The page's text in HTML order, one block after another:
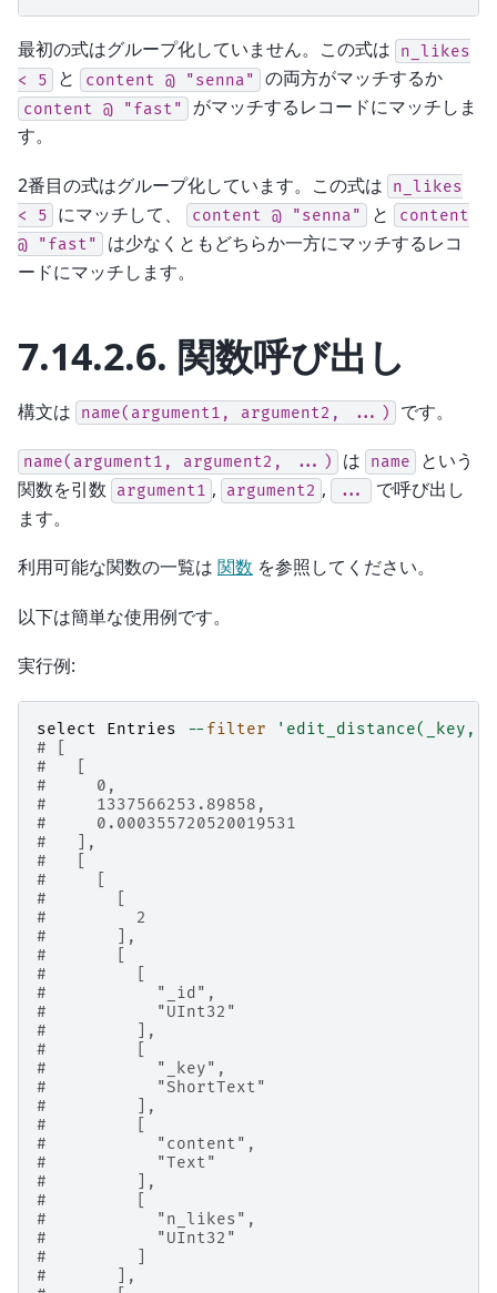
最初の式はグループ化していません。この式は
n_likes
<
5 と content @ "senna" の両方がマッチするか
content @ "fast"
がマッチするレコードにマッチしま
す。
2番目の式はグループ化しています。この式は
n_likes
<
5 にマッチして、 content @ "senna" と
content
@
"fast"
は少なくともどちらか一方にマッチするレコ
ードにマッチします。
7.14.2.6. 関数呼び出し
構文は name(argument1, argument2, ...) です。
name(argument1, argument2, ...) は name
という
関数を引数
argument1 , argument2 , ...
で呼び出し
ます。
利用可能な関数の一覧は 関数 を参照してください。
以下は簡単な使用例です。
実行例:
select Entries -- filter
'edit_distance(_key,
# [
#   [
#     0,
#     1337566253.89858,
#     0.000355720520019531
#   ],
#   [
#     [
#       [
#         2
#       ],
#       [
#         [
#           "_id",
#           "UInt32"
#         ],
#         [
#           "_key",
#           "ShortText"
#         ],
#         [
#           "content",
#           "Text"
#         ],
#         [
#           "n_likes",
#           "UInt32"
#         ]
#       ],